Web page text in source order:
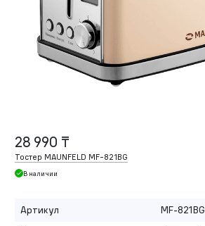
28 990 ₸
Тостер MAUNFELD MF-821BG
В наличии
Артикул
MF-821BG